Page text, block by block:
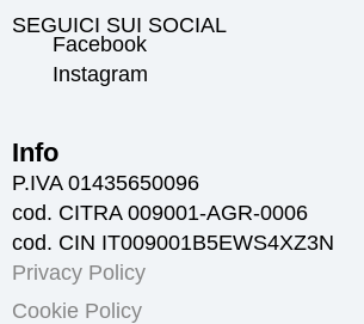
SEGUICI SUI SOCIAL
Facebook
Instagram
Info
P.IVA 01435650096
cod. CITRA 009001-AGR-0006
cod. CIN IT009001B5EWS4XZ3N
Privacy Policy
Cookie Policy